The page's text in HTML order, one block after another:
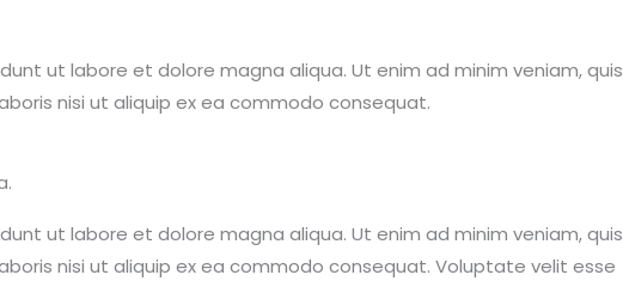
ut labore et dolore magna aliqua. Ut enim ad minim veniam, quis
nisi ut aliquip ex ea commodo consequat.
ut labore et dolore magna aliqua. Ut enim ad minim veniam, quis
nisi ut aliquip ex ea commodo consequat. Voluptate velit esse